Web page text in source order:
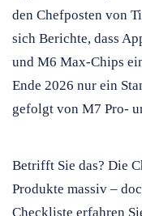
den Chefposten von
sich Berichte, dass
und M6 Max-Chips
Ende 2026 nur ein
gefolgt von M7 Pro-
Betrifft Sie das? Die
Produkte massiv –
Checkliste erfahren